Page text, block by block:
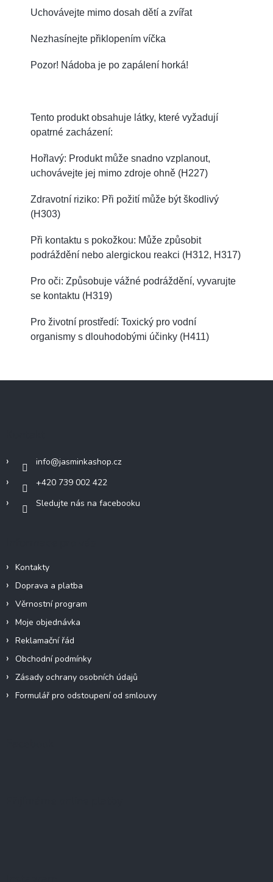
Uchovávejte mimo dosah dětí a zvířat
Nezhasínejte přiklopením víčka
Pozor! Nádoba je po zapálení horká!
Tento produkt obsahuje látky, které vyžadují
opatrné zacházení:
Hořlavý: Produkt může snadno vzplanout,
uchovávejte jej mimo zdroje ohně (H227)
Zdravotní riziko: Při požití může být škodlivý
(H303)
Při kontaktu s pokožkou: Může způsobit
podráždění nebo alergickou reakci (H312, H317)
Pro oči: Způsobuje vážné podráždění, vyvarujte
se kontaktu (H319)
Pro životní prostředí: Toxický pro vodní
organismy s dlouhodobými účinky (H411)
info@jasminkashop.cz
+420 739 002 422
Sledujte nás na facebooku
Kontakty
Doprava a platba
Věrnostní program
Moje objednávka
Reklamační řád
Obchodní podmínky
Zásady ochrany osobních údajů
Formulář pro odstoupení od smlouvy